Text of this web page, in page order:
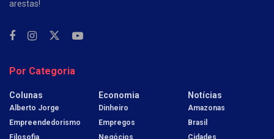
arestas!
Por Categoria
Colunas
Alberto Jorge
Empreendedorismo
Filosofia
Economia
Dinheiro
Empregos
Negócios
Notícias
Amazonas
Brasil
Cidades